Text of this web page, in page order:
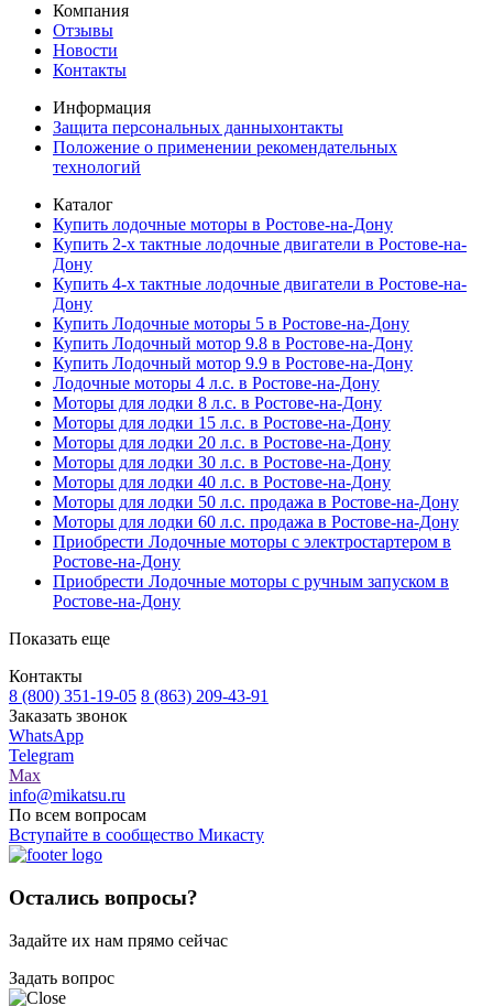
Компания
Отзывы
Новости
Контакты
Информация
Защита персональных данныхонтакты
Положение о применении рекомендательных
технологий
Каталог
Купить лодочные моторы в Ростове-на-Дону
Купить 2-х тактные лодочные двигатели в Ростове-на-
Дону
Купить 4-х тактные лодочные двигатели в Ростове-на-
Дону
Купить Лодочные моторы 5 в Ростове-на-Дону
Купить Лодочный мотор 9.8 в Ростове-на-Дону
Купить Лодочный мотор 9.9 в Ростове-на-Дону
Лодочные моторы 4 л.с. в Ростове-на-Дону
Моторы для лодки 8 л.с. в Ростове-на-Дону
Моторы для лодки 15 л.с. в Ростове-на-Дону
Моторы для лодки 20 л.с. в Ростове-на-Дону
Моторы для лодки 30 л.с. в Ростове-на-Дону
Моторы для лодки 40 л.с. в Ростове-на-Дону
Моторы для лодки 50 л.с. продажа в Ростове-на-Дону
Моторы для лодки 60 л.с. продажа в Ростове-на-Дону
Приобрести Лодочные моторы с электростартером в
Ростове-на-Дону
Приобрести Лодочные моторы с ручным запуском в
Ростове-на-Дону
Показать еще
Контакты
8 (800) 351-19-05 8 (863) 209-43-91
Заказать звонок
WhatsApp
Telegram
Max
info@mikatsu.ru
По всем вопросам
Вступайте в сообщество Микасту
Остались вопросы?
Задайте их нам прямо сейчас
Задать вопрос